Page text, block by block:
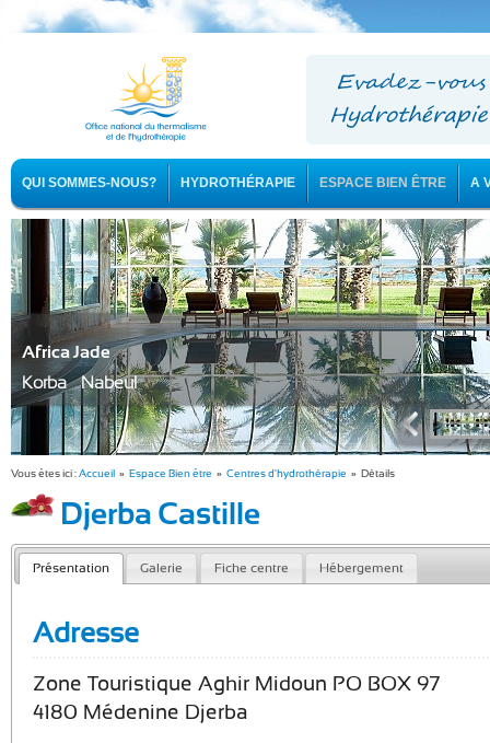
QUI SOMMES-NOUS? HYDROTHÉRAPIE ESPACE BIEN ÊTRE A
Africa Jade
Korba - Nabeul
Vous êtes ici :Accueil » Espace Bien être » Centres d'hydrothérapie » Détails
Djerba Castille
Présentation Galerie Fiche centre Hébergement
Adresse
Zone Touristique Aghir Midoun PO BOX 97
4180 Médenine Djerba